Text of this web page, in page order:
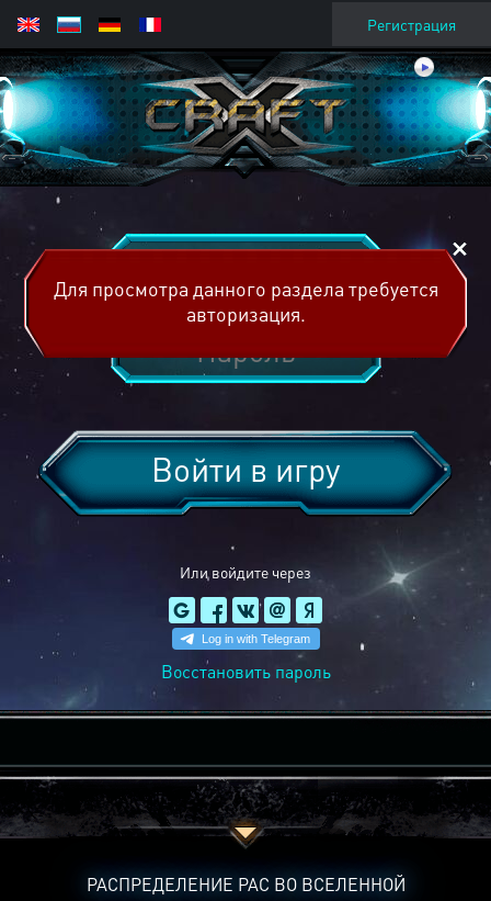
Регистрация
Или войдите через
Войти в игру
Восстановить пароль
Для просмотра данного раздела требуется
авторизация.
РАСПРЕДЕЛЕНИЕ РАС ВО ВСЕЛЕННОЙ